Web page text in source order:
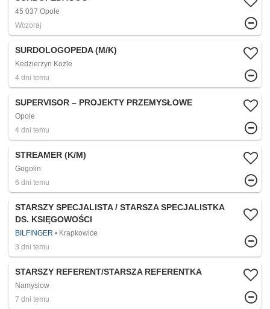
45 037 Opole
Wczoraj
SURDOLOGOPEDA (M/K)
Kedzierzyn Kozle
4 dni temu
SUPERVISOR – PROJEKTY PRZEMYSŁOWE
Opole
4 dni temu
STREAMER (K/M)
Gogolin
6 dni temu
STARSZY SPECJALISTA / STARSZA SPECJALISTKA
DS. KSIĘGOWOŚCI
BILFINGER
Krapkowice
3 dni temu
STARSZY REFERENT/STARSZA REFERENTKA
Namyslow
7 dni temu